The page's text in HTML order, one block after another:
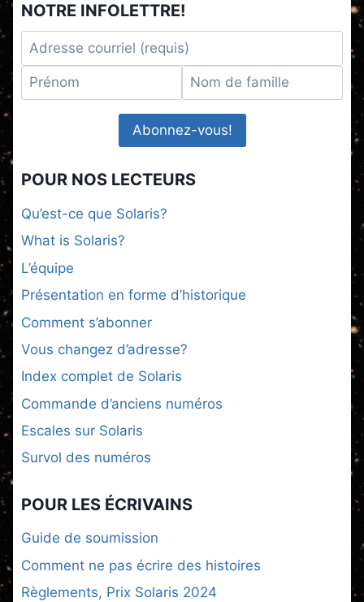
NOTRE INFOLETTRE!
POUR NOS LECTEURS
Qu’est-ce que Solaris?
What is Solaris?
L’équipe
Présentation en forme d’historique
Comment s’abonner
Vous changez d’adresse?
Index complet de Solaris
Commande d’anciens numéros
Escales sur Solaris
Survol des numéros
POUR LES ÉCRIVAINS
Guide de soumission
Comment ne pas écrire des histoires
Règlements, Prix Solaris 2024